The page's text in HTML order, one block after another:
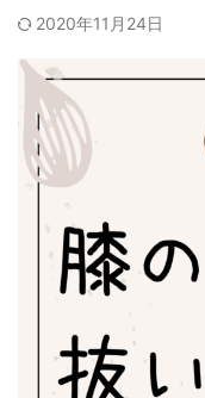
2020年11月24日